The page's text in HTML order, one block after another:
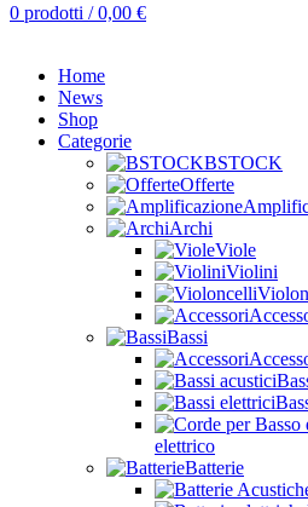
0 prodotti / 0,00 €
Home
News
Shop
Categorie
BSTOCK
Offerte
Archi
Viole
Violini
Bassi
elettrico
Batterie